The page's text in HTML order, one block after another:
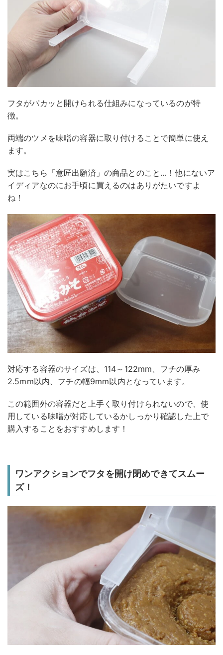
フタがパカッと開けられる仕組みになっているのが特
徴。
両端のツメを味噌の容器に取り付けることで簡単に使え
ます。
実はこちら「意匠出願済」の商品とのこと…！他にないア
イディアなのにお手頃に買えるのはありがたいですよ
ね！
対応する容器のサイズは、114～122mm、フチの厚み
2.5mm以内、フチの幅9mm以内となっています。
この範囲外の容器だと上手く取り付けられないので、使
用している味噌が対応しているかしっかり確認した上で
購入することをおすすめします！
ワンアクションでフタを開け閉めできてスムー
ズ！